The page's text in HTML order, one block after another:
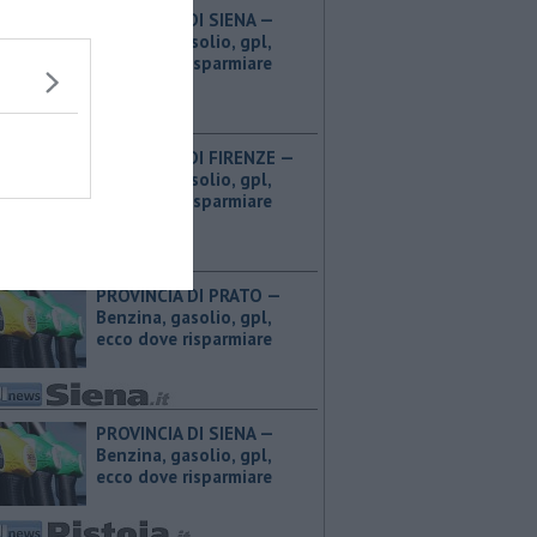
PROVINCIA DI SIENA — ​
Benzina, gasolio, gpl,
ecco dove risparmiare
PROVINCIA DI FIRENZE — ​
Benzina, gasolio, gpl,
ecco dove risparmiare
PROVINCIA DI PRATO — ​
Benzina, gasolio, gpl,
ecco dove risparmiare
PROVINCIA DI SIENA — ​
Benzina, gasolio, gpl,
ecco dove risparmiare